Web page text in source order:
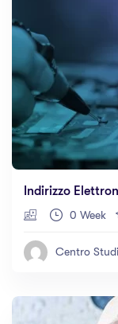
Indirizzo
0 Week
Centro Studi